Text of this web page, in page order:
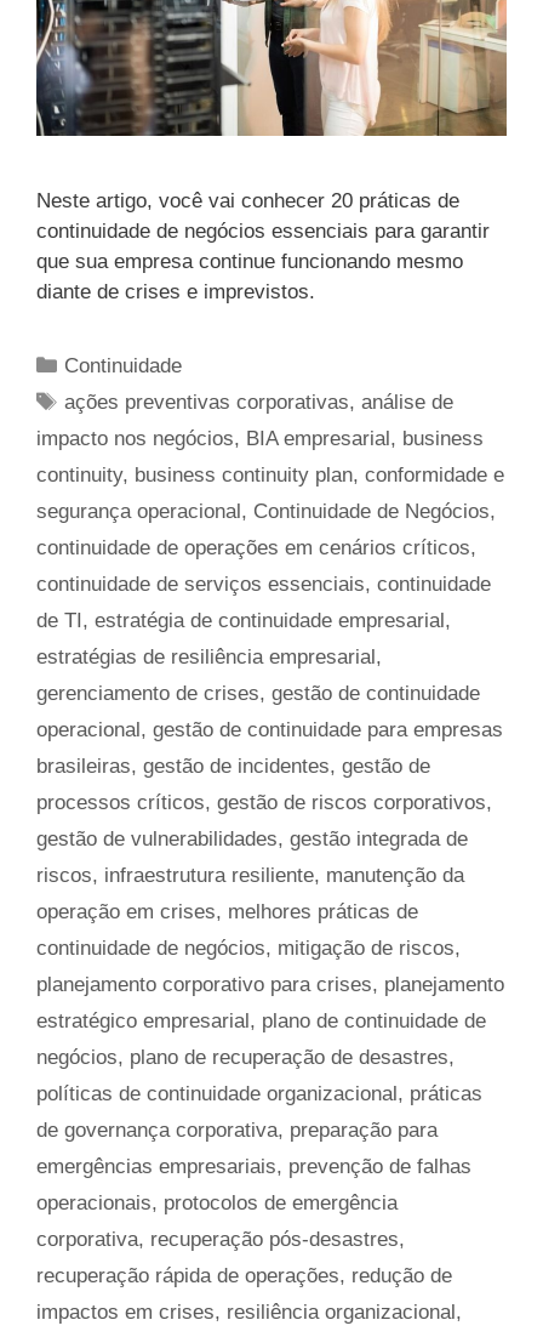
Neste artigo, você vai conhecer 20 práticas de
continuidade de negócios essenciais para garantir
que sua empresa continue funcionando mesmo
diante de crises e imprevistos.
Categorias
Continuidade
Tags
ações preventivas corporativas,análise de
impacto nos negócios, BIA empresarial , business
continuity, business continuity plan, conformidade e
segurança operacional , Continuidade de Negócios,
continuidade de operações em cenários críticos,
continuidade de serviços essenciais, continuidade
de TI , estratégia de continuidade empresarial ,
estratégias de resiliência empresarial ,
gerenciamento de crises, gestão de continuidade
operacional , gestão de continuidade para empresas
brasileiras, gestão de incidentes, gestão de
processos críticos, gestão de riscos corporativos,
gestão de vulnerabilidades, gestão integrada de
riscos, infraestrutura resiliente, manutenção da
operação em crises, melhores práticas de
continuidade de negócios, mitigação de riscos,
planejamento corporativo para crises, planejamento
estratégico empresarial , plano de continuidade de
negócios, plano de recuperação de desastres,
políticas de continuidade organizacional , práticas
de governança corporativa, preparação para
emergências empresariais, prevenção de falhas
operacionais, protocolos de emergência
corporativa, recuperação pós-desastres,
recuperação rápida de operações, redução de
impactos em crises, resiliência organizacional ,